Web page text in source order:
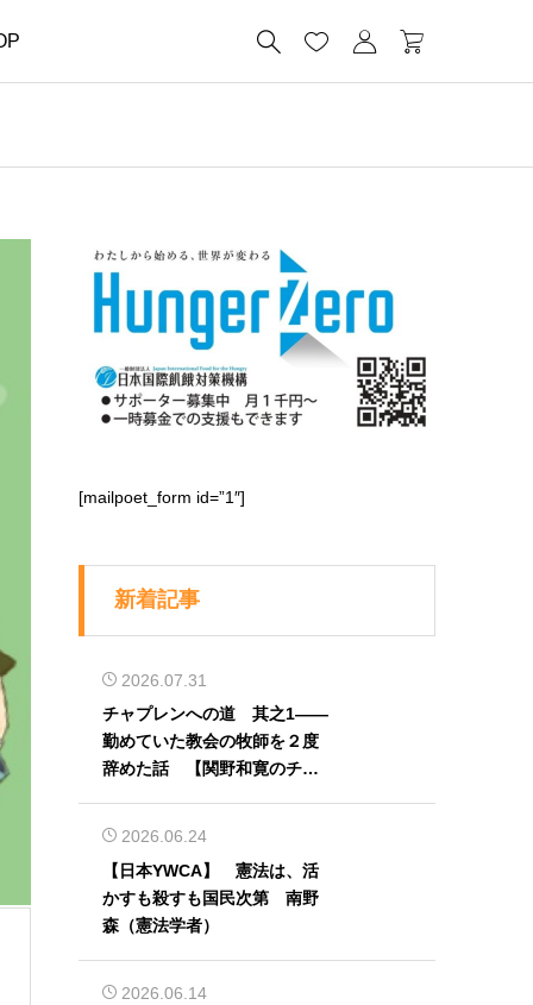
   
[mailpoet_form id=”1″]
新着記事
2026.07.31
チャプレンへの道 其之1――
勤めていた教会の牧師を２度
辞めた話 【関野和寛のチャ
2026.06.24
【日本YWCA】 憲法は、活
かすも殺すも国民次第 南野
森（憲法学者）
2026.06.14